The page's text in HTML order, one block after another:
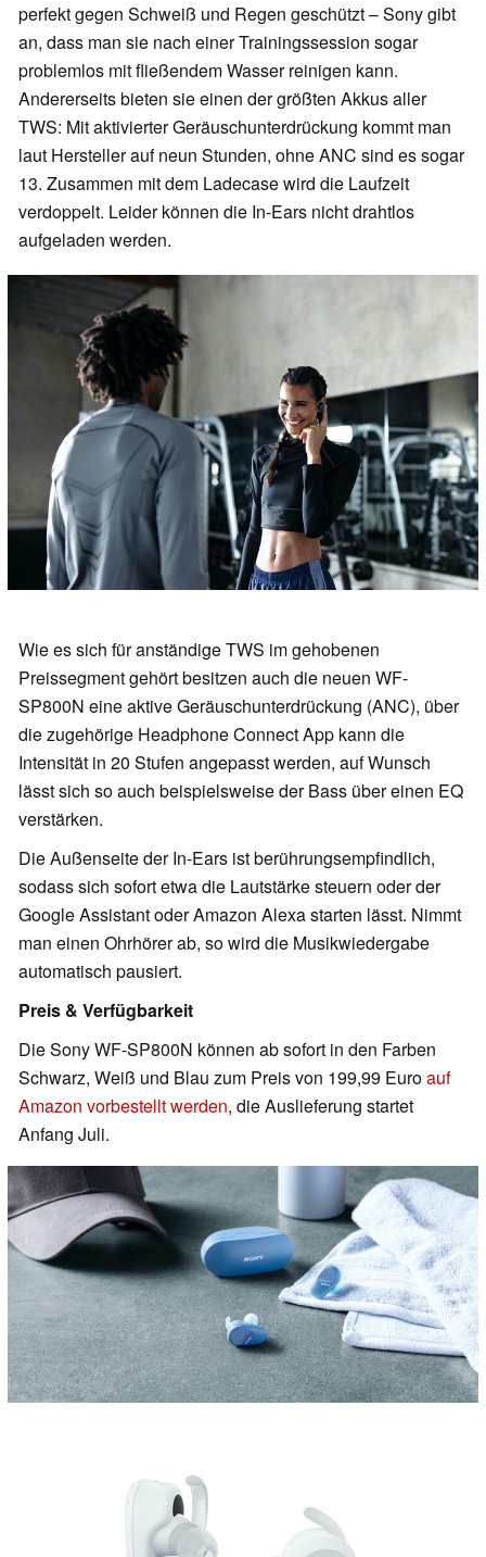
perfekt gegen Schweiß und Regen geschützt – Sony gibt
an, dass man sie nach einer Trainingssession sogar
problemlos mit fließendem Wasser reinigen kann.
Andererseits bieten sie einen der größten Akkus aller
TWS: Mit aktivierter Geräuschunterdrückung kommt man
laut Hersteller auf neun Stunden, ohne ANC sind es sogar
13. Zusammen mit dem Ladecase wird die Laufzeit
verdoppelt. Leider können die In-Ears nicht drahtlos
aufgeladen werden.
Wie es sich für anständige TWS im gehobenen
Preissegment gehört besitzen auch die neuen WF-
SP800N eine aktive Geräuschunterdrückung (ANC), über
die zugehörige Headphone Connect App kann die
Intensität in 20 Stufen angepasst werden, auf Wunsch
lässt sich so auch beispielsweise der Bass über einen EQ
verstärken.
Die Außenseite der In-Ears ist berührungsempfindlich,
sodass sich sofort etwa die Lautstärke steuern oder der
Google Assistant oder Amazon Alexa starten lässt. Nimmt
man einen Ohrhörer ab, so wird die Musikwiedergabe
automatisch pausiert.
Preis & Verfügbarkeit
Die Sony WF-SP800N können ab sofort in den Farben
Schwarz, Weiß und Blau zum Preis von 199,99 Euroauf
Amazon vorbestellt werden, die Auslieferung startet
Anfang Juli.